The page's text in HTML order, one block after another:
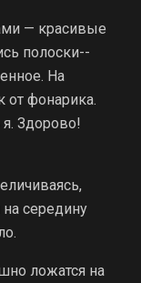
— красивые
полоски-­
На
от фонарика.
Здорово!
середину
ложатся на